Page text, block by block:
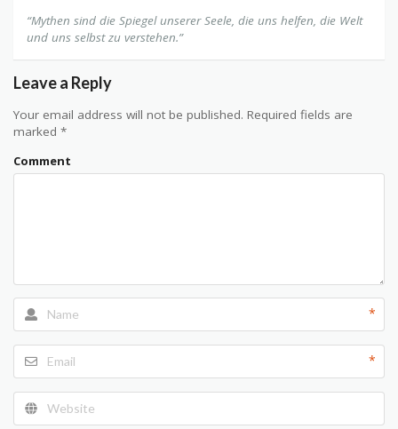
“Mythen sind die Spiegel unserer Seele, die uns helfen, die Welt
und uns selbst zu verstehen.”
Leave a Reply
Your email address will not be published. Required fields are
marked *
Comment
*
*